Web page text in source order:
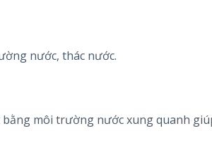
nước, thác nước.
môi trường nước xung quanh